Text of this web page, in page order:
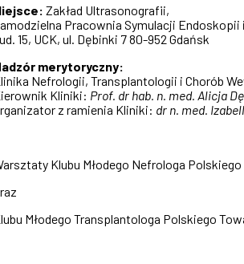
Zakład Ultrasonografii,
Pracownia Symulacji Endoskopii
15, UCK, ul. Dębinki 7 80-952 Gdańsk
merytoryczny:
Nefrologii, Transplantologii i Chorób
Kliniki: Prof. dr hab. n. med. Alicja
z ramienia Kliniki: dr n. med.
Klubu Młodego Nefrologa
Młodego Transplantologa Polskiego